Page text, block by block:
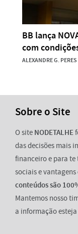
BB lança
com
ALEXANDRE G. PERES
Sobre o Site
O site NODETALHE
das decisões mais
financeiro e para te
sociais e
conteúdos são
Mantemos nosso
a informação